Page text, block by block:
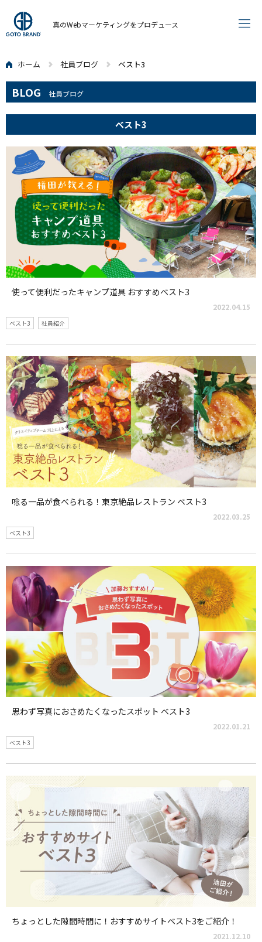
真のWebマーケティングをプロデュース
ホーム 社員ブログ ベスト3
BLOG 社員ブログ
ベスト3
使って便利だったキャンプ道具 おすすめベスト3
2022.04.15
ベスト3 社員紹介
唸る一品が食べられる！東京絶品レストラン ベスト3
2022.03.25
ベスト3
思わず写真におさめたくなったスポット ベスト3
2022.01.21
ベスト3
ちょっとした隙間時間に！おすすめサイトベスト3をご紹介！
2021.12.10